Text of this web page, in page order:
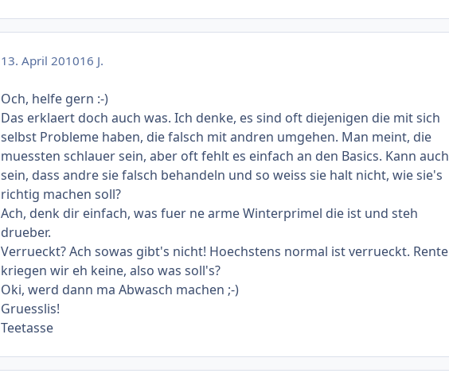
13. April 201016 J.
Och, helfe gern :-)
Das erklaert doch auch was. Ich denke, es sind oft diejenigen die mit sich
selbst Probleme haben, die falsch mit andren umgehen. Man meint, die
muessten schlauer sein, aber oft fehlt es einfach an den Basics. Kann auch
sein, dass andre sie falsch behandeln und so weiss sie halt nicht, wie sie's
richtig machen soll?
Ach, denk dir einfach, was fuer ne arme Winterprimel die ist und steh
drueber.
Verrueckt? Ach sowas gibt's nicht! Hoechstens normal ist verrueckt. Rente
kriegen wir eh keine, also was soll's?
Oki, werd dann ma Abwasch machen ;-)
Gruesslis!
Teetasse